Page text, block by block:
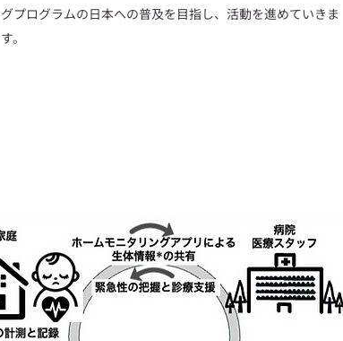
グプログラムの日本への普及を目指し、活動を進めていきま
す。